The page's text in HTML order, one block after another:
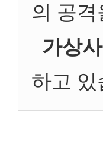
의 공
가상
하고 있